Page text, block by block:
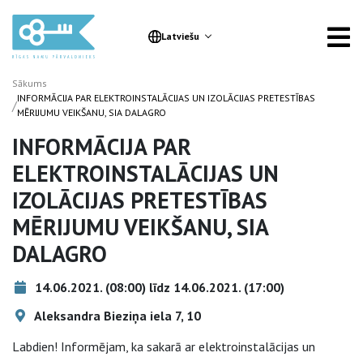
Latviešu
Sākums
/INFORMĀCIJA PAR ELEKTROINSTALĀCIJAS UN IZOLĀCIJAS PRETESTĪBAS
MĒRIJUMU VEIKŠANU, SIA DALAGRO
INFORMĀCIJA PAR
ELEKTROINSTALĀCIJAS UN
IZOLĀCIJAS PRETESTĪBAS
MĒRIJUMU VEIKŠANU, SIA
DALAGRO
14.06.2021. (08:00) līdz 14.06.2021. (17:00)
Aleksandra Bieziņa iela 7, 10
Labdien! Informējam, ka sakarā ar elektroinstalācijas un